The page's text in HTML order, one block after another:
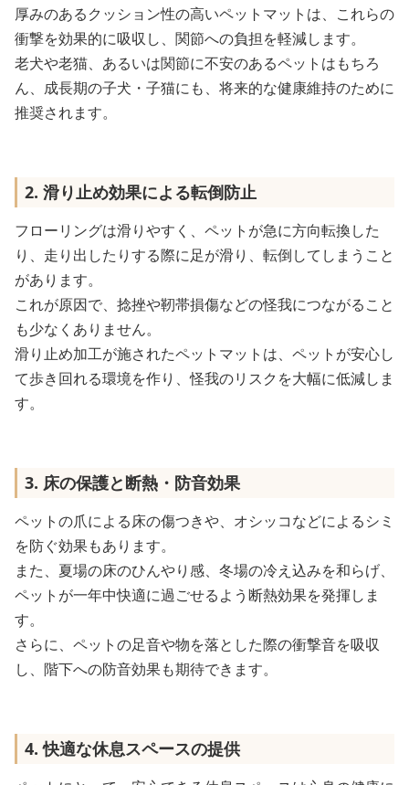
厚みのあるクッション性の高いペットマットは、これらの
衝撃を効果的に吸収し、関節への負担を軽減します。
老犬や老猫、あるいは関節に不安のあるペットはもちろ
ん、成長期の子犬・子猫にも、将来的な健康維持のために
推奨されます。
2. 滑り止め効果による転倒防止
フローリングは滑りやすく、ペットが急に方向転換した
り、走り出したりする際に足が滑り、転倒してしまうこと
があります。
これが原因で、捻挫や靭帯損傷などの怪我につながること
も少なくありません。
滑り止め加工が施されたペットマットは、ペットが安心し
て歩き回れる環境を作り、怪我のリスクを大幅に低減しま
す。
3. 床の保護と断熱・防音効果
ペットの爪による床の傷つきや、オシッコなどによるシミ
を防ぐ効果もあります。
また、夏場の床のひんやり感、冬場の冷え込みを和らげ、
ペットが一年中快適に過ごせるよう断熱効果を発揮しま
す。
さらに、ペットの足音や物を落とした際の衝撃音を吸収
し、階下への防音効果も期待できます。
4. 快適な休息スペースの提供